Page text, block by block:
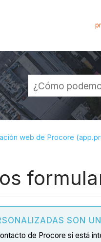
global
web de Procore
SON
de Procore si está